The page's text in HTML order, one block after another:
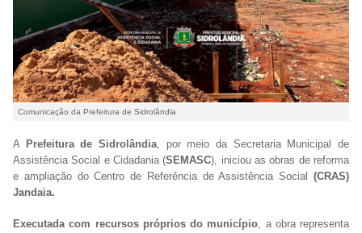
Comunicação da Prefeitura de Sidrolândia
A Prefeitura de Sidrolândia, por meio da Secretaria Municipal de
Assistência Social e Cidadania (SEMASC), iniciou as obras de reforma
e ampliação do Centro de Referência de Assistência Social (CRAS)
Jandaia.
Executada com recursos próprios do município, a obra representa